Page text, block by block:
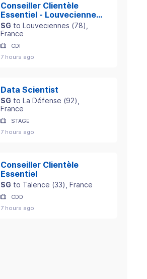
Conseiller Clientèle
Essentiel - Louveciennes
/ Saint Germain en Laye
SG to Louveciennes (78)
France
CDI
7 hours ago
Data Scientist
SG to La Défense (92)
France
STAGE
7 hours ago
Conseiller Clientèle
Essentiel
SG to Talence (33) , France
CDD
7 hours ago